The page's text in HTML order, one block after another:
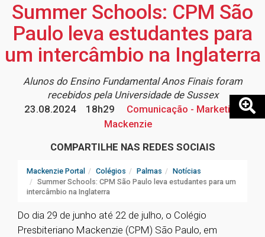
Summer Schools: CPM São
Paulo leva estudantes para
um intercâmbio na Inglaterra
Alunos do Ensino Fundamental Anos Finais foram
recebidos pela Universidade de Sussex
23.08.2024
18h29
Comunicação - Marketing
Mackenzie
COMPARTILHE NAS REDES SOCIAIS
Mackenzie Portal Colégios Palmas
Notícias
Summer Schools: CPM São Paulo leva estudantes para um
intercâmbio na Inglaterra
Do dia 29 de junho até 22 de julho, o Colégio
Presbiteriano Mackenzie (CPM) São Paulo, em